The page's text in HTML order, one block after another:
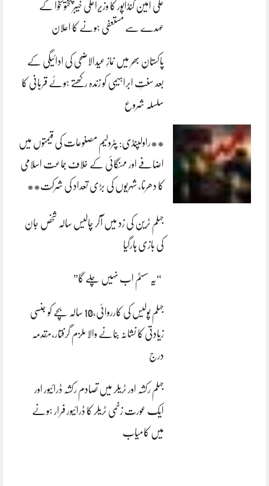
علی امین گنڈاپور کا وزیراعلیٰ خیبرپختونخوا کے
عہدے سے مستعفی ہونے کا اعلان
پاکستان بھر میں نمازِ عیدالاضحی کی ادائیگی کے
بعد سنتِ ابراہیمی کو زندہ رکھتے ہوئے قربانی کا
سلسلہ شروع
**راولپنڈی: پٹرولیم مصنوعات کی قیمتوں میں
اضافے اور مہنگائی کے خلاف جماعت اسلامی
کا دھرنا، شہریوں کی بڑی تعداد کی شرکت**
جہلم ٹرین کی زد میں آکر چالیس سالہ شخص جان
کی بازی ہارگیا
“یہ سسٹم اب نہیں چلے گا”
جہلم پولیس کی کارروائی،10 سالہ بچے کو جنسی
زیادتی کا نشانہ بنانے والا ملزم گرفتار،مقدمہ
درج
جہلم رکشہ اور ٹریلر میں تصادم رکشہ ڈرائیور اور
ایک عورت زخمی ٹریلر کا ڈرائیور فرار ہونے
میں کامیاب